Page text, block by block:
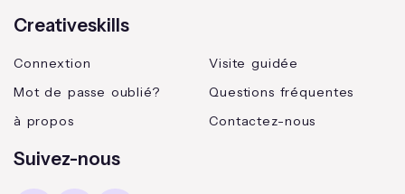
Creativeskills
Connextion
Mot de passe oublié?
à propos
Visite guidée
Questions fréquentes
Contactez-nous
Suivez-nous